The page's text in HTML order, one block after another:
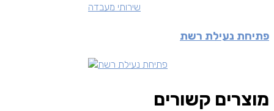
שירותי מעבדה
פתיחת נעילת רשת
מוצרים קשורים